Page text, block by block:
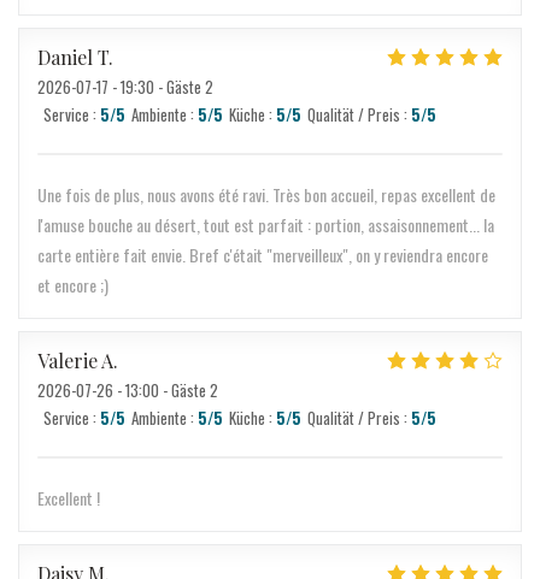
Daniel T
2026-07-17 - 19:30 - Gäste 2
Service : 5/5 Ambiente : 5/5 Küche : 5/5 Qualität / Preis : 5/5
Une fois de plus, nous avons été ravi. Très bon accueil, repas excellent de
l'amuse bouche au désert, tout est parfait : portion, assaisonnement... la
carte entière fait envie. Bref c'était "merveilleux", on y reviendra encore
et encore ;)
ValerieA
2026-07-26 - 13:00 - Gäste 2
Service : 5/5 Ambiente : 5/5 Küche : 5/5 Qualität / Preis : 5/5
Excellent !
Daisy M